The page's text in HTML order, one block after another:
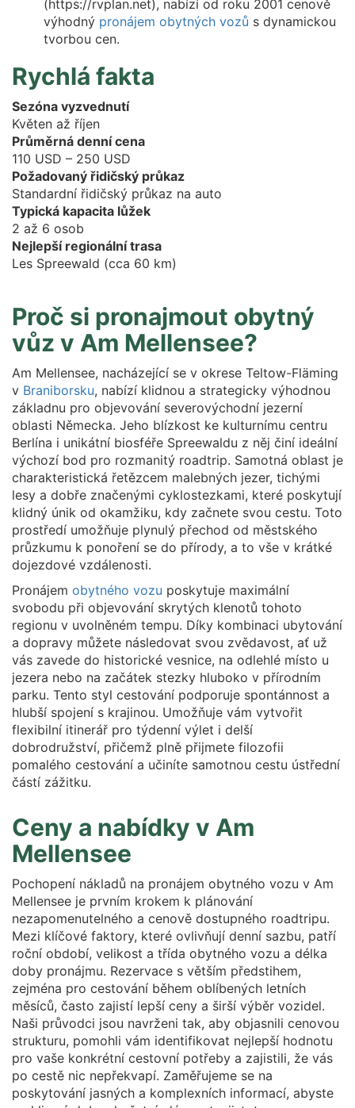
(https://rvplan.net), nabízí od roku 2001 cenově
výhodný pronájem obytných vozů s dynamickou
tvorbou cen.
Rychlá fakta
Sezóna vyzvednutí
Květen až říjen
Průměrná denní cena
110 USD – 250 USD
Požadovaný řidičský průkaz
Standardní řidičský průkaz na auto
Typická kapacita lůžek
2 až 6 osob
Nejlepší regionální trasa
Les Spreewald (cca 60 km)
Proč si pronajmout obytný
vůz v Am Mellensee?
Am Mellensee, nacházející se v okrese Teltow-Fläming
v Braniborsku, nabízí klidnou a strategicky výhodnou
základnu pro objevování severovýchodní jezerní
oblasti Německa. Jeho blízkost ke kulturnímu centru
Berlína i unikátní biosféře Spreewaldu z něj činí ideální
výchozí bod pro rozmanitý roadtrip. Samotná oblast je
charakteristická řetězcem malebných jezer, tichými
lesy a dobře značenými cyklostezkami, které poskytují
klidný únik od okamžiku, kdy začnete svou cestu. Toto
prostředí umožňuje plynulý přechod od městského
průzkumu k ponoření se do přírody, a to vše v krátké
dojezdové vzdálenosti.
Pronájem obytného vozu poskytuje maximální
svobodu při objevování skrytých klenotů tohoto
regionu v uvolněném tempu. Díky kombinaci ubytování
a dopravy můžete následovat svou zvědavost, ať už
vás zavede do historické vesnice, na odlehlé místo u
jezera nebo na začátek stezky hluboko v přírodním
parku. Tento styl cestování podporuje spontánnost a
hlubší spojení s krajinou. Umožňuje vám vytvořit
flexibilní itinerář pro týdenní výlet i delší
dobrodružství, přičemž plně přijmete filozofii
pomalého cestování a učiníte samotnou cestu ústřední
částí zážitku.
Ceny a nabídky v Am
Mellensee
Pochopení nákladů na pronájem obytného vozu v Am
Mellensee je prvním krokem k plánování
nezapomenutelného a cenově dostupného roadtripu.
Mezi klíčové faktory, které ovlivňují denní sazbu, patří
roční období, velikost a třída obytného vozu a délka
doby pronájmu. Rezervace s větším předstihem,
zejména pro cestování během oblíbených letních
měsíců, často zajistí lepší ceny a širší výběr vozidel.
Naši průvodci jsou navrženi tak, aby objasnili cenovou
strukturu, pomohli vám identifikovat nejlepší hodnotu
pro vaše konkrétní cestovní potřeby a zajistili, že vás
po cestě nic nepřekvapí. Zaměřujeme se na
poskytování jasných a komplexních informací, abyste